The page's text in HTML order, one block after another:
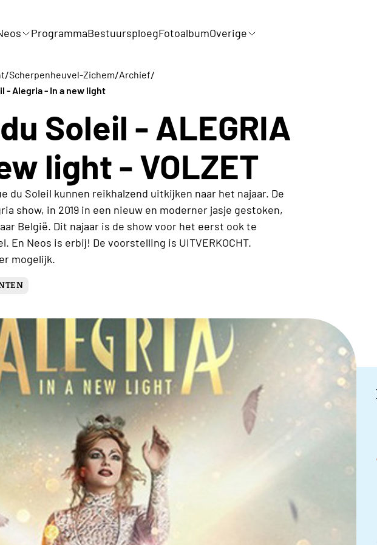
ProgrammaBestuursploegFotoalbumOverige
/Scherpenheuvel-Zichem/Archief/
- Alegria - In a new light
Soleil - ALEGRIA
light - VOLZET
du Soleil kunnen reikhalzend uitkijken naar het najaar. De
show, in 2019 in een nieuw en moderner jasje gestoken,
België. Dit najaar is de show voor het eerst ook te
En Neos is erbij! De voorstelling is UITVERKOCHT.
mogelijk.